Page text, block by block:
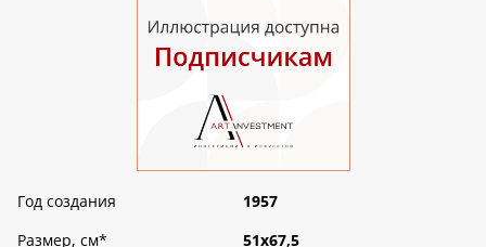
Год создания
1957
Размер, см*
51х67,5